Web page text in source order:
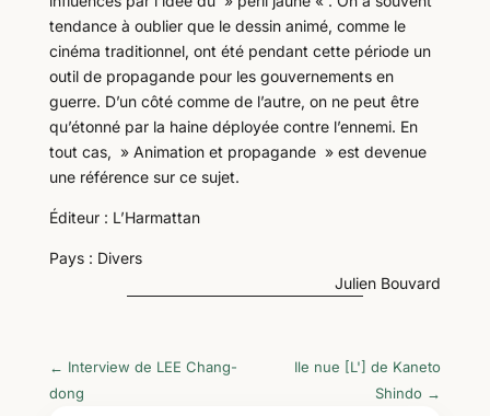
tendance à oublier que le dessin animé, comme le
cinéma traditionnel, ont été pendant cette période un
outil de propagande pour les gouvernements en
guerre. D’un côté comme de l’autre, on ne peut être
qu’étonné par la haine déployée contre l’ennemi. En
tout cas, » Animation et propagande » est devenue
une référence sur ce sujet.
Éditeur : L’Harmattan
Pays : Divers
Julien Bouvard
← Interview de LEE Chang-
dong
Ile nue [L'] de Kaneto
Shindo →